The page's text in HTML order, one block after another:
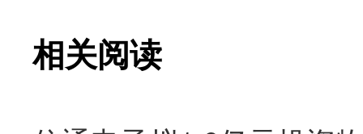
相关阅读